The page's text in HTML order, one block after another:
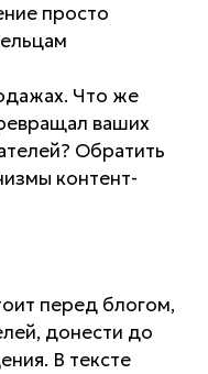
просто
Что же
ваших
Обратить
контент-
перед блогом,
донести до
В тексте